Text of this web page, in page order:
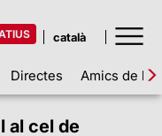
Directes Amics de la
al cel de